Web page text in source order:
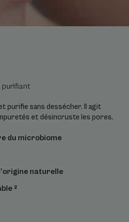
purifiant
purifie sans dessécher. Il agit
et désincruste les pores.
du microbiome
naturelle
²